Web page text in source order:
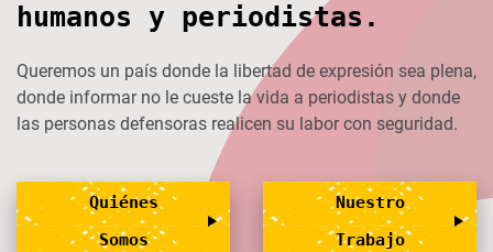
humanos y periodistas.
Queremos un país donde la libertad de expresión sea plena,
donde informar no le cueste la vida a periodistas y donde
las personas defensoras realicen su labor con seguridad.
Quiénes
Somos
Nuestro
Trabajo